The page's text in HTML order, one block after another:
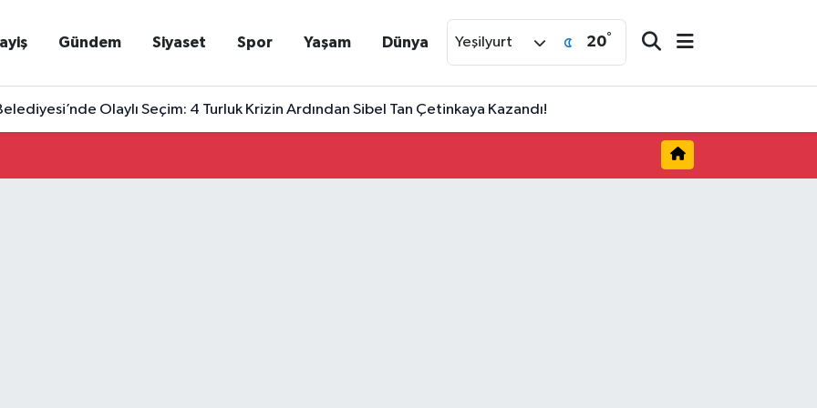
Gündem Siyaset Spor Yaşam Dünya Yeşilyurt 20°
Olaylı Seçim: 4 Turluk Krizin Ardından Sibel Tan Çetinkaya Kazandı!